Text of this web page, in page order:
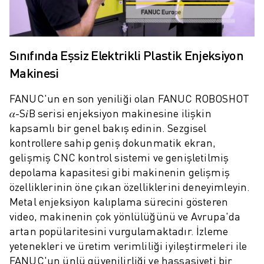
ROBOSHOT TOPLAM SAHIP OLMA MALIYETI
TEL EROZYON MAKINELERI
ROBOCUT DONANIM
ROBOCUT YAZILIMI
ROBOCUT SÜRDÜRÜLEBILIRLIK
IIOT ÇÖZÜMLERI
AKILLI FABRIKA ÇÖZÜMLERI
ÜRETIM VERIMLILIĞINI ARTIRMAK IÇIN AKILLI FABRIKA ÇÖZÜMLERI
ÜRÜN KAYDI » FANUC PORTAL
VAKA ÇALIŞMALARI
ÇÖZÜMLER
ENDÜSTRILER
TÜM SEKTÖRLER
HAVACILIK
OTOMOTIV
Sınıfında Eşsiz Elektrikli Plastik Enjeksiyon
Makinesi
FANUC'un en son yeniliği olan FANUC ROBOSHOT
𝛼-S𝑖B serisi enjeksiyon makinesine ilişkin
kapsamlı bir genel bakış edinin. Sezgisel
kontrollere sahip geniş dokunmatik ekran,
gelişmiş CNC kontrol sistemi ve genişletilmiş
depolama kapasitesi gibi makinenin gelişmiş
özelliklerinin öne çıkan özelliklerini deneyimleyin.
Metal enjeksiyon kalıplama sürecini gösteren
video, makinenin çok yönlülüğünü ve Avrupa'da
artan popülaritesini vurgulamaktadır. İzleme
yetenekleri ve üretim verimliliği iyileştirmeleri ile
FANUC'un ünlü güvenilirliği ve hassasiyeti bir